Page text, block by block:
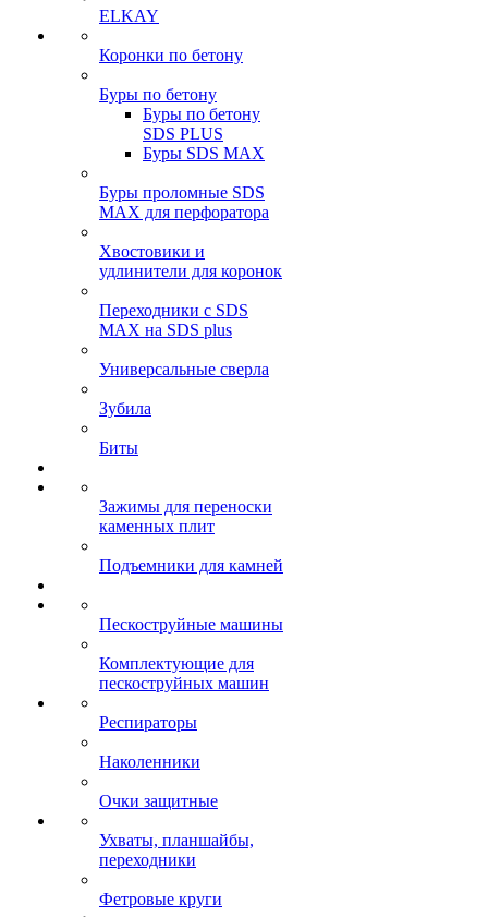
ELKAY
Коронки по бетону
Буры по бетону
Буры по бетону
SDS PLUS
Буры SDS MAX
Буры проломные SDS
MAX для перфоратора
Хвостовики и
удлинители для коронок
Переходники с SDS
MAX на SDS plus
Универсальные сверла
Зубила
Биты
Зажимы для переноски
каменных плит
Подъемники для камней
Пескоструйные машины
Комплектующие для
пескоструйных машин
Респираторы
Наколенники
Очки защитные
Ухваты, планшайбы,
переходники
Фетровые круги